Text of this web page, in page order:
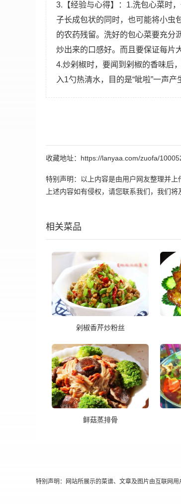
3.【经验与心得】：1.洗包心菜时
子长成包状的同时，也可能将小虫
的农药残留。洗好的包心菜要充分
炒出来的口感好。而且要保证每片
4.炒剁椒时，要闻到剁椒的香味后
入1勺热清水，目的是“呲啦”一声
收藏地址：https://lanyaa.com/zuofa/
特别声明：以上内容是由用户网友整理并
上述内容如有侵权，请您联系我们，我们
相关菜品
剁椒香芹炒粉丝
鲜菇蒸排骨
特别声明：网站所展示的菜谱、文章及图片由互联网